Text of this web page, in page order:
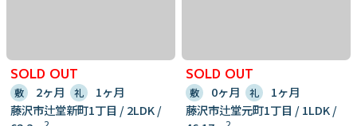
SOLD OUT
敷 2ヶ月 礼
1ヶ月
藤沢市辻堂新町1丁目 / 2LDK /
SOLD OUT
敷 0ヶ月 礼
1ヶ月
藤沢市辻堂元町1丁目 / 1LDK /